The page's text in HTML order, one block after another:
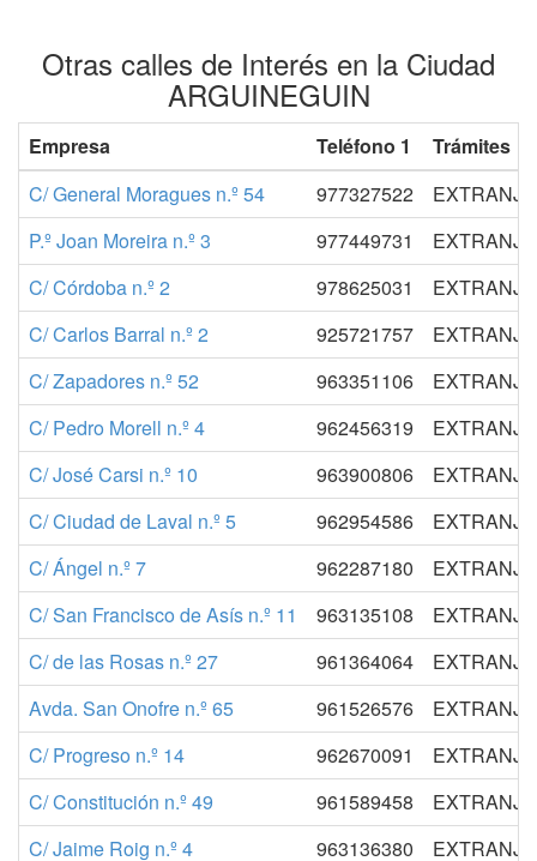
Otras calles de Interés en la Ciudad
ARGUINEGUIN
Empresa Teléfono 1
Trámites
C/ General Moragues n.º 54
977327522
P.º Joan Moreira n.º 3
977449731
C/ Córdoba n.º 2
978625031
C/ Carlos Barral n.º 2
925721757
C/ Zapadores n.º 52
963351106
C/ Pedro Morell n.º 4
962456319
C/ José Carsi n.º 10
963900806
C/ Ciudad de Laval n.º 5
962954586
C/ Ángel n.º 7
962287180
C/ San Francisco de Asís n.º 11
963135108
C/ de las Rosas n.º 27
961364064
Avda. San Onofre n.º 65
961526576
C/ Progreso n.º 14
962670091
C/ Constitución n.º 49
961589458
C/ Jaime Roig n.º 4
963136380